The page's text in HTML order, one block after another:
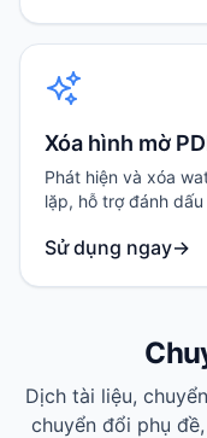
Xóa hình mờ
Phát hiện và xóa
lặp, hỗ trợ đánh
Sử dụng ngay→
Dịch tài liệu,
chuyển đổi phụ